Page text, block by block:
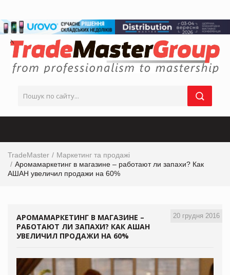
TradeMaster
Маркетинг та продажі
Аромамаркетинг в магазине – работают ли запахи? Как
АШАН увеличил продажи на 60%
20 грудня 2016
АРОМАМАРКЕТИНГ В МАГАЗИНЕ –
РАБОТАЮТ ЛИ ЗАПАХИ? КАК АШАН
УВЕЛИЧИЛ ПРОДАЖИ НА 60%